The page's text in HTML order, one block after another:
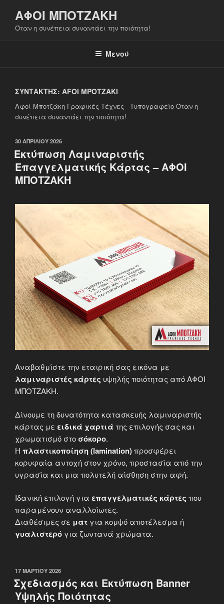
περιεχόμενο
ΑΦΟΙ ΜΠΟΤΖΑΚΗ
Όταν η συνέπεια συναντάει την ποιότητα!
Μενού
ΣΥΝΤΆΚΤΗΣ: AFOI MPOTZAKI
Αφοί Μποτζάκη Γραφικές Τέχνες - Τυπογραφείο Όταν η
συνέπεια συναντάει την ποιότητα!
ΔΗΜΟΣΙΕΎΤΗΚΕ
ΣΤΙΣ
30 ΑΠΡΙΛΊΟΥ 2026
Εκτύπωση Λαμιναριστής
Επαγγελματικής Κάρτας – ΑΦΟΙ
ΜΠΟΤΖΑΚΗ
Αναβαθμίστε την εταιρική σας εικόνα με
λαμιναριστές κάρτες υψηλής ποιότητας από ΑΦΟΙ
ΜΠΟΤΖΑΚΗ.
Δίνουμε τη δυνατότητα κατασκευής λαμιναριστής
κάρτας με ειδικά χαρτιά της επιλογής σας και
χρωματισμό στο σόκορο.
Η πλαστικοποίηση (lamination)προσφέρει
κορυφαία αντοχή στον χρόνο, προστασία από την
υγρασία και μια πολυτελή αίσθηση στην αφή.
Ιδανική επιλογή για επαγγελματικές κάρτες που
παραμένουν αναλλοίωτες.
Διαθέσιμες σε ματ για κομψό αποτέλεσμα ή
γυαλιστερό για ζωντανά χρώματα.
ΔΗΜΟΣΙΕΎΤΗΚΕ
ΣΤΙΣ
17 ΜΑΡΤΊΟΥ 2026
Σχεδιασμός και Εκτύπωση Banner
Υψηλής Ποιότητας